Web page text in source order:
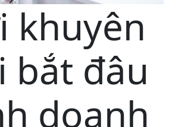
khuyên
bắt đâu
doanh